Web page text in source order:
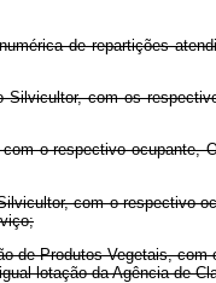
de repartições
Silvicultor, com os
o respectivo ocupante,
com o respectivo
de Produtos Vegetais,
lotação da Agência de